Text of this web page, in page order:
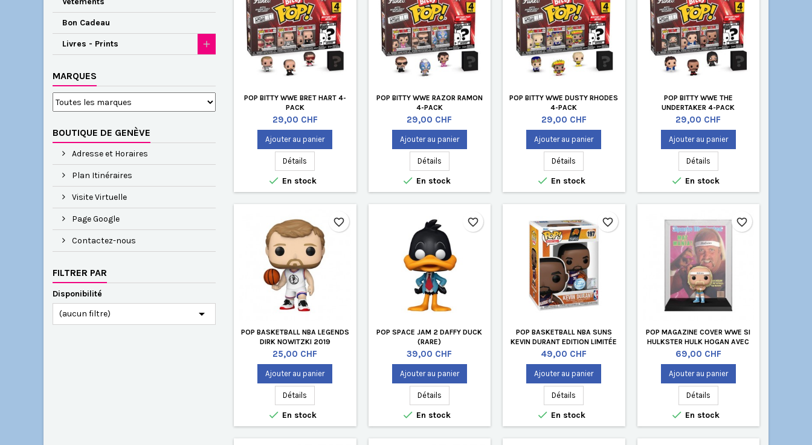
Bon Cadeau
Livres - Prints
MARQUES
BOUTIQUE DE GENÈVE
Adresse et Horaires
Plan Itinéraires
Visite Virtuelle
Page Google
Contactez-nous
FILTRER PAR
Disponibilité
(aucun filtre)

POP BITTY WWE BRET HART 4-
PACK
Prix
29,00 CHF
Ajouter au panier
Détails
 En stock
POP BITTY WWE RAZOR RAMON
4-PACK
Prix
29,00 CHF
Ajouter au panier
Détails
 En stock
POP BITTY WWE DUSTY RHODES
4-PACK
Prix
29,00 CHF
Ajouter au panier
Détails
 En stock
POP BITTY WWE THE
UNDERTAKER 4-PACK
Prix
29,00 CHF
Ajouter au panier
Détails
 En stock
POP BASKETBALL NBA LEGENDS
DIRK NOWITZKI 2019
Prix
25,00 CHF
Ajouter au panier
Détails
 En stock
favorite_border
POP SPACE JAM 2 DAFFY DUCK
(RARE)
Prix
39,00 CHF
Ajouter au panier
Détails
 En stock
favorite_border
POP BASKETBALL NBA SUNS
KEVIN DURANT EDITION LIMITÉE
Prix
49,00 CHF
Ajouter au panier
Détails
 En stock
favorite_border
POP MAGAZINE COVER WWE SI
HULKSTER HULK HOGAN AVEC
BOÎTE DE PROTECTION
Prix
69,00 CHF
Ajouter au panier
Détails
 En stock
favorite_border